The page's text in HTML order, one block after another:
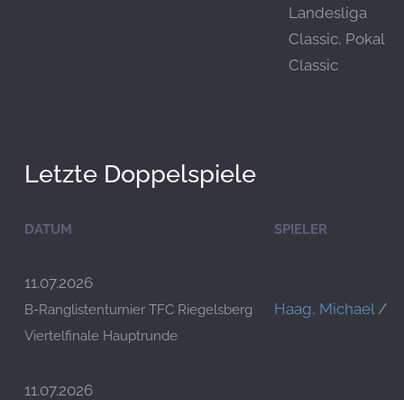
Landesliga
Classic, Pokal
Classic
Letzte Doppelspiele
DATUM SPIELER
11.07.2026
B-Ranglistenturnier TFC Riegelsberg
Viertelfinale Hauptrunde
Haag, Michael/
11.07.2026